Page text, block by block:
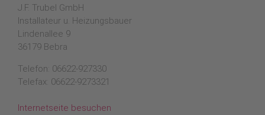
J.F. Trubel GmbH
Installateur u. Heizungsbauer
Lindenallee 9
36179 Bebra
Telefon: 06622-927330
Telefax: 06622-9273321
Internetseite besuchen